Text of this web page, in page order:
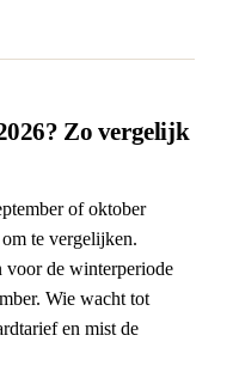
Zo vergelijk
of oktober
te vergelijken.
voor de winterperiode
Wie wacht tot
en mist de